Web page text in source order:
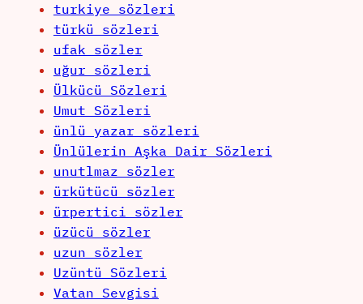
turkiye sözleri
türkü sözleri
ufak sözler
uğur sözleri
Ülkücü Sözleri
Umut Sözleri
ünlü yazar sözleri
Ünlülerin Aşka Dair Sözleri
unutlmaz sözler
ürkütücü sözler
ürpertici sözler
üzücü sözler
uzun sözler
Uzüntü Sözleri
Vatan Sevgisi